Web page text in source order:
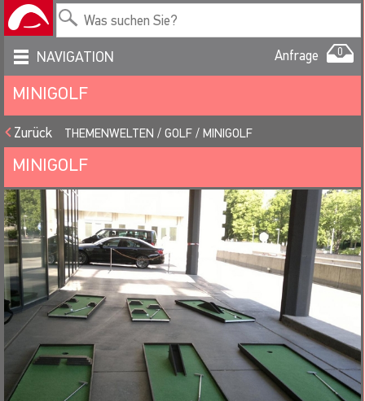
NAVIGATION Anfrage 0
MINIGOLF
Zurück THEMENWELTEN GOLF MINIGOLF
MINIGOLF